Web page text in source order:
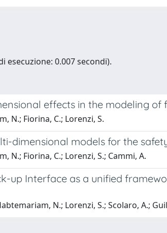
esecuzione: 0.007 secondi).
effects in the modeling of
N.; Fiorina, C.; Lorenzi, S.
dimensional models for the
N.; Fiorina, C.; Lorenzi, S.; Cammi, A.
up Interface as a unified
N.; Lorenzi, S.; Scolaro, A.;